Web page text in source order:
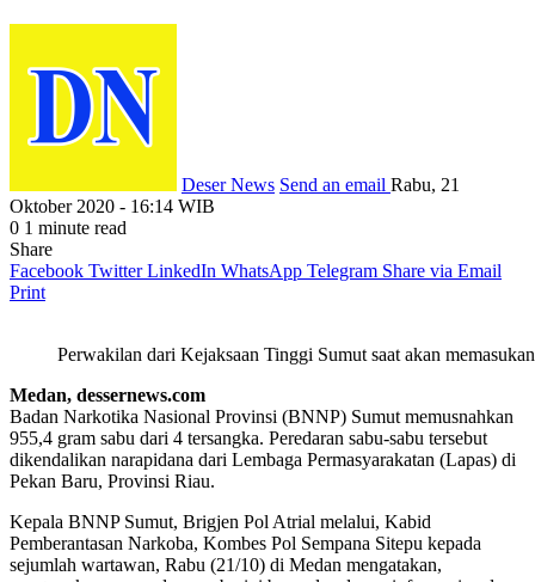
Deser News Send an email Rabu, 21
Oktober 2020 - 16:14 WIB
0 1 minute read
Share
Facebook Twitter LinkedIn WhatsApp Telegram Share via Email
Print
Perwakilan dari Kejaksaan Tinggi Sumut saat akan
Medan, dessernews.com
Badan Narkotika Nasional Provinsi (BNNP) Sumut memusnahkan
955,4 gram sabu dari 4 tersangka. Peredaran sabu-sabu tersebut
dikendalikan narapidana dari Lembaga Permasyarakatan (Lapas) di
Pekan Baru, Provinsi Riau.
Kepala BNNP Sumut, Brigjen Pol Atrial melalui, Kabid
Pemberantasan Narkoba, Kombes Pol Sempana Sitepu kepada
sejumlah wartawan, Rabu (21/10) di Medan mengatakan,